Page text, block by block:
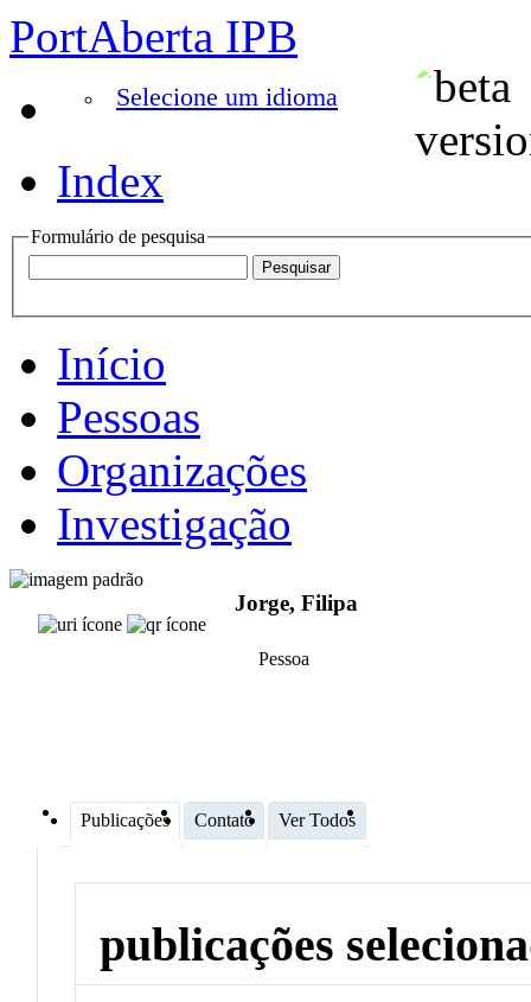
PortAberta IPB
Selecione um idioma
Index
Formulário de pesquisa
Início
Pessoas
Organizações
Investigação
Jorge, Filipa
Pessoa
Publicações Contato Ver Todos
publicações